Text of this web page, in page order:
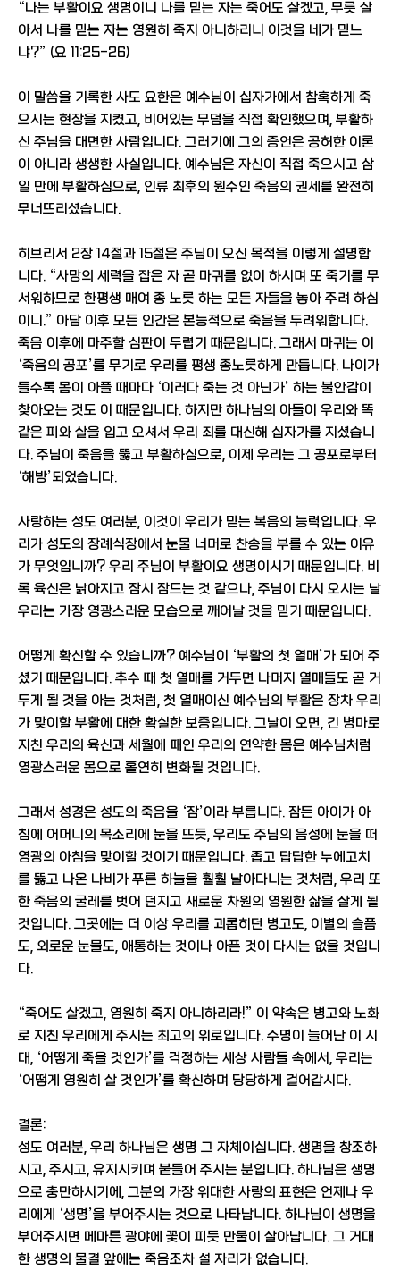
“나는 부활이요 생명이니 나를 믿는 자는 죽어도 살겠고, 무릇 살
아서 나를 믿는 자는 영원히 죽지 아니하리니 이것을 네가 믿느
냐?” (요 11:25-26)
이 말씀을 기록한 사도 요한은 예수님이 십자가에서 참혹하게 죽
으시는 현장을 지켰고, 비어있는 무덤을 직접 확인했으며, 부활하
신 주님을 대면한 사람입니다. 그러기에 그의 증언은 공허한 이론
이 아니라 생생한 사실입니다. 예수님은 자신이 직접 죽으시고 삼
일 만에 부활하심으로, 인류 최후의 원수인 죽음의 권세를 완전히
무너뜨리셨습니다.
히브리서 2장 14절과 15절은 주님이 오신 목적을 이렇게 설명합
니다. “사망의 세력을 잡은 자 곧 마귀를 없이 하시며 또 죽기를 무
서워하므로 한평생 매여 종 노릇 하는 모든 자들을 놓아 주려 하심
이니.” 아담 이후 모든 인간은 본능적으로 죽음을 두려워합니다.
죽음 이후에 마주할 심판이 두렵기 때문입니다. 그래서 마귀는 이
‘죽음의 공포’를 무기로 우리를 평생 종노릇하게 만듭니다. 나이가
들수록 몸이 아플 때마다 ‘이러다 죽는 것 아닌가’ 하는 불안감이
찾아오는 것도 이 때문입니다. 하지만 하나님의 아들이 우리와 똑
같은 피와 살을 입고 오셔서 우리 죄를 대신해 십자가를 지셨습니
다. 주님이 죽음을 뚫고 부활하심으로, 이제 우리는 그 공포로부터
‘해방’되었습니다.
사랑하는 성도 여러분, 이것이 우리가 믿는 복음의 능력입니다. 우
리가 성도의 장례식장에서 눈물 너머로 찬송을 부를 수 있는 이유
가 무엇입니까? 우리 주님이 부활이요 생명이시기 때문입니다. 비
록 육신은 낡아지고 잠시 잠드는 것 같으나, 주님이 다시 오시는 날
우리는 가장 영광스러운 모습으로 깨어날 것을 믿기 때문입니다.
어떻게 확신할 수 있습니까? 예수님이 ‘부활의 첫 열매’가 되어 주
셨기 때문입니다. 추수 때 첫 열매를 거두면 나머지 열매들도 곧 거
두게 될 것을 아는 것처럼, 첫 열매이신 예수님의 부활은 장차 우리
가 맞이할 부활에 대한 확실한 보증입니다. 그날이 오면, 긴 병마로
지친 우리의 육신과 세월에 패인 우리의 연약한 몸은 예수님처럼
영광스러운 몸으로 홀연히 변화될 것입니다.
그래서 성경은 성도의 죽음을 ‘잠’이라 부릅니다. 잠든 아이가 아
침에 어머니의 목소리에 눈을 뜨듯, 우리도 주님의 음성에 눈을 떠
영광의 아침을 맞이할 것이기 때문입니다. 좁고 답답한 누에고치
를 뚫고 나온 나비가 푸른 하늘을 훨훨 날아다니는 것처럼, 우리 또
한 죽음의 굴레를 벗어 던지고 새로운 차원의 영원한 삶을 살게 될
것입니다. 그곳에는 더 이상 우리를 괴롭히던 병고도, 이별의 슬픔
도, 외로운 눈물도, 애통하는 것이나 아픈 것이 다시는 없을 것입니
다.
“죽어도 살겠고, 영원히 죽지 아니하리라!” 이 약속은 병고와 노화
로 지친 우리에게 주시는 최고의 위로입니다. 수명이 늘어난 이 시
대, ‘어떻게 죽을 것인가’를 걱정하는 세상 사람들 속에서, 우리는
‘어떻게 영원히 살 것인가’를 확신하며 당당하게 걸어갑시다.
결론:
성도 여러분, 우리 하나님은 생명 그 자체이십니다. 생명을 창조하
시고, 주시고, 유지시키며 붙들어 주시는 분입니다. 하나님은 생명
으로 충만하시기에, 그분의 가장 위대한 사랑의 표현은 언제나 우
리에게 ‘생명’을 부어주시는 것으로 나타납니다. 하나님이 생명을
부어주시면 메마른 광야에 꽃이 피듯 만물이 살아납니다. 그 거대
한 생명의 물결 앞에는 죽음조차 설 자리가 없습니다.